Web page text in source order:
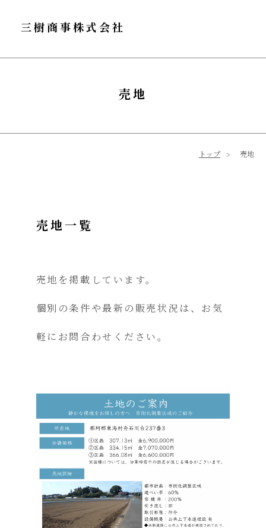
三樹商事株式会社
売地
トップ 売地
売地一覧
売地を掲載しています。
個別の条件や最新の販売状況は、お気
軽にお問合わせください。